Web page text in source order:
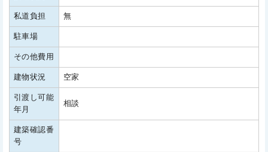
私道負担 無
駐車場
その他費用
建物状況 空家
引渡し可能
年月
相談
建築確認番
号